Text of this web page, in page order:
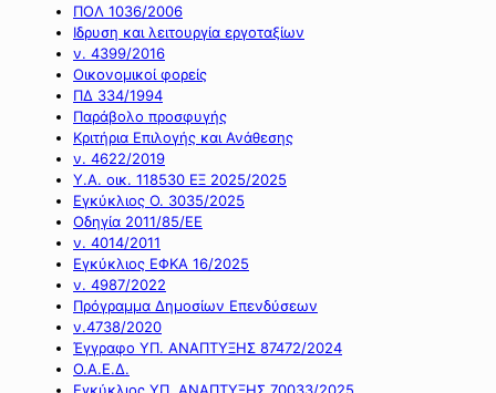
ΠΟΛ 1036/2006
Ιδρυση και λειτουργία εργοταξίων
ν. 4399/2016
Οικονομικοί φορείς
ΠΔ 334/1994
Παράβολο προσφυγής
Κριτήρια Επιλογής και Ανάθεσης
ν. 4622/2019
Υ.Α. οικ. 118530 ΕΞ 2025/2025
Εγκύκλιος Ο. 3035/2025
Οδηγία 2011/85/ΕΕ
ν. 4014/2011
Εγκύκλιος ΕΦΚΑ 16/2025
ν. 4987/2022
Πρόγραμμα Δημοσίων Επενδύσεων
ν.4738/2020
Έγγραφο ΥΠ. ΑΝΑΠΤΥΞΗΣ 87472/2024
Ο.Α.Ε.Δ.